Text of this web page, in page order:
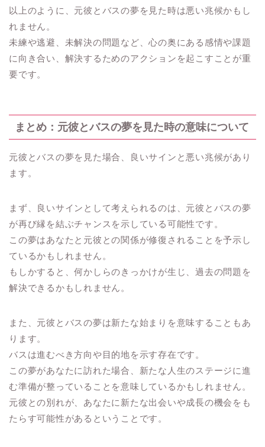
以上のように、元彼とバスの夢を見た時は悪い兆候かもし
れません。
未練や逃避、未解決の問題など、心の奥にある感情や課題
に向き合い、解決するためのアクションを起こすことが重
要です。
まとめ：元彼とバスの夢を見た時の意味について
元彼とバスの夢を見た場合、良いサインと悪い兆候があり
ます。
まず、良いサインとして考えられるのは、元彼とバスの夢
が再び縁を結ぶチャンスを示している可能性です。
この夢はあなたと元彼との関係が修復されることを予示し
ているかもしれません。
もしかすると、何かしらのきっかけが生じ、過去の問題を
解決できるかもしれません。
また、元彼とバスの夢は新たな始まりを意味することもあ
ります。
バスは進むべき方向や目的地を示す存在です。
この夢があなたに訪れた場合、新たな人生のステージに進
む準備が整っていることを意味しているかもしれません。
元彼との別れが、あなたに新たな出会いや成長の機会をも
たらす可能性があるということです。